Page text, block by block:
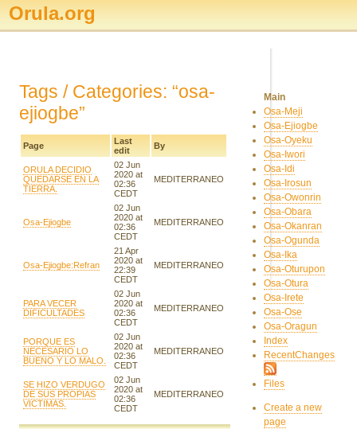
Orula.org
Tags / Categories: “osa-
ejiogbe”
Page
Last
edit
By
ORULA DECIDIO
QUEDARSE EN LA
TIERRA.
02 Jun
2020 at
02:36
CEDT
MEDITERRANEO
Osa-Ejiogbe
02 Jun
2020 at
02:36
CEDT
MEDITERRANEO
Osa-Ejiogbe:Refran
21 Apr
2020 at
22:39
CEDT
MEDITERRANEO
PARA VECER
DIFICULTADES
02 Jun
2020 at
02:36
CEDT
MEDITERRANEO
PORQUE ES
NECESARIO LO
BUENO Y LO MALO.
02 Jun
2020 at
02:36
CEDT
MEDITERRANEO
SE HIZO VERDUGO
DE SUS PROPIAS
VICTIMAS.
02 Jun
2020 at
02:36
CEDT
MEDITERRANEO
Main
Osa-Meji
Osa-Ejiogbe
Osa-Oyeku
Osa-Iwori
Osa-Idi
Osa-Irosun
Osa-Owonrin
Osa-Obara
Osa-Okanran
Osa-Ogunda
Osa-Ika
Osa-Oturupon
Osa-Otura
Osa-Irete
Osa-Ose
Osa-Oragun
Index
RecentChanges
Files
Create a new
page